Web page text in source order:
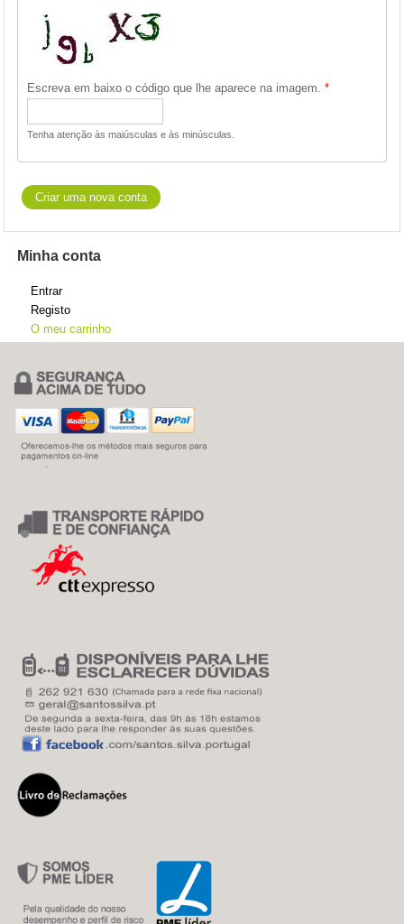
Escreva em baixo o código que lhe aparece na imagem. *
Tenha atenção às maiúsculas e às minúsculas.
Minha conta
Entrar
Registo
O meu carrinho